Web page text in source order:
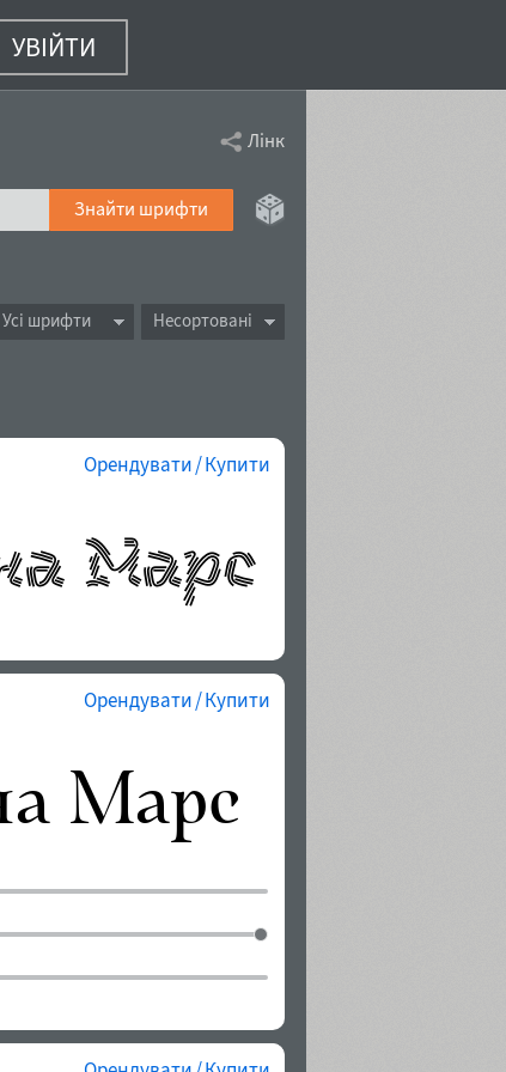
УВІЙТИ
Лінк
Знайти шрифти
Усі шрифти Несортовані
Орендувати / Купити
Орендувати / Купити